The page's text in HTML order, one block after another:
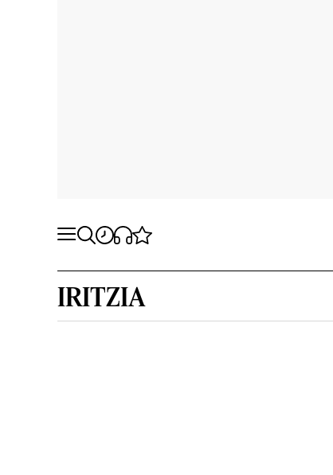
IRITZIA